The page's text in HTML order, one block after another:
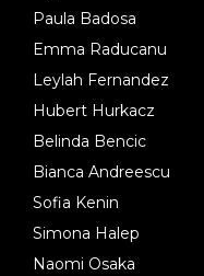
Paula Badosa
Emma Raducanu
Leylah Fernandez
Hubert Hurkacz
Belinda Bencic
Bianca Andreescu
Sofia Kenin
Simona Halep
Naomi Osaka